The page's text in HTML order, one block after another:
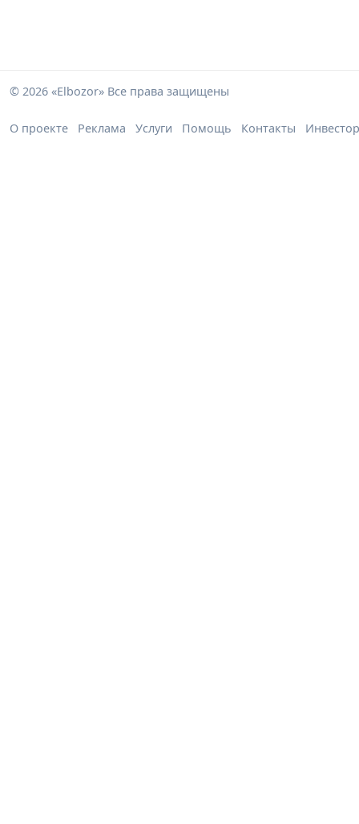
© 2026 «Elbozor» Все права защищены
О проекте Реклама Услуги Помощь Контакты